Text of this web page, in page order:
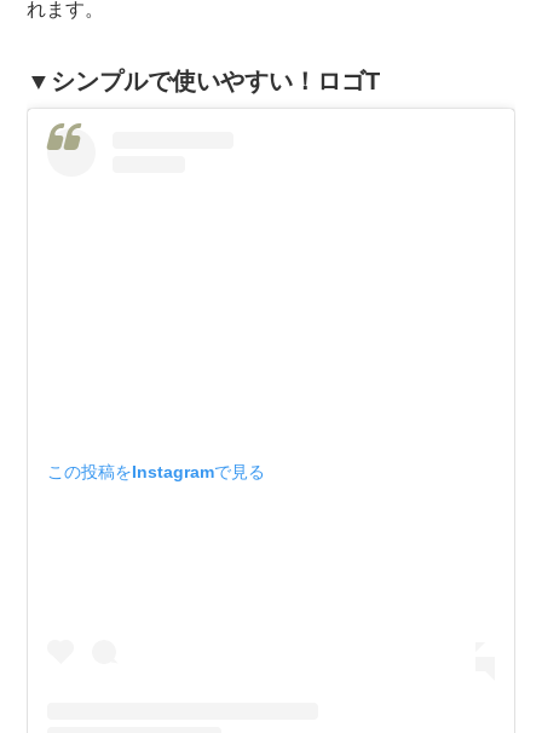
れます。
▼シンプルで使いやすい！ロゴT
この投稿をInstagramで見る